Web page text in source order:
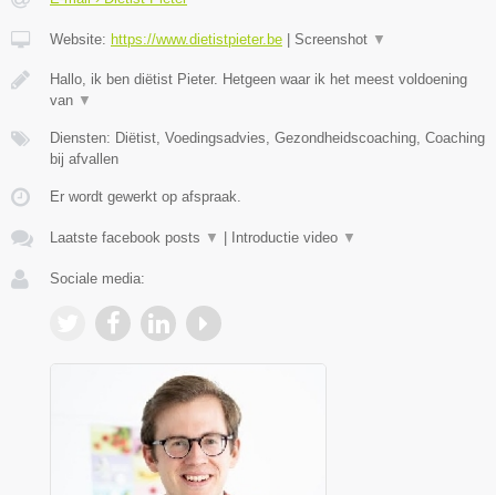
Website: https://www.dietistpieter.be | Screenshot ▼
Hallo, ik ben diëtist Pieter. Hetgeen waar ik het meest voldoening
van ▼
Diensten: Diëtist, Voedingsadvies, Gezondheidscoaching, Coaching
bij afvallen
Er wordt gewerkt op afspraak.
Laatste facebook posts ▼ | Introductie video ▼
Sociale media: